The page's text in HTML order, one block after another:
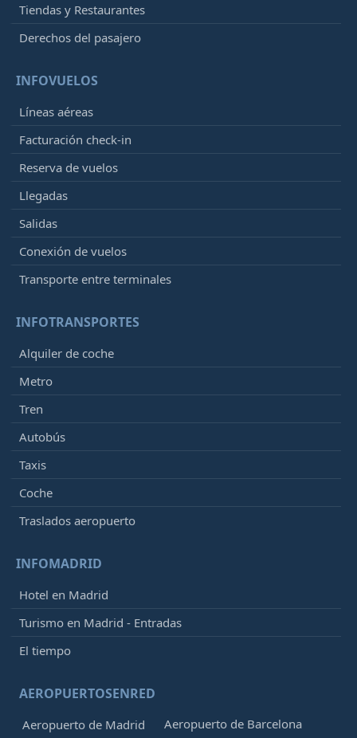
Tiendas y Restaurantes
Derechos del pasajero
INFOVUELOS
Líneas aéreas
Facturación check-in
Reserva de vuelos
Llegadas
Salidas
Conexión de vuelos
Transporte entre terminales
INFOTRANSPORTES
Alquiler de coche
Metro
Tren
Autobús
Taxis
Coche
Traslados aeropuerto
INFOMADRID
Hotel en Madrid
Turismo en Madrid - Entradas
El tiempo
AEROPUERTOSENRED
Aeropuerto de Madrid Aeropuerto de Barcelona